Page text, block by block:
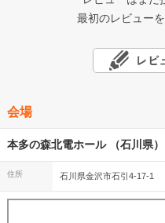
最初のレビュー
会場
本多の森北電ホール （石川県）
住所 石川県金沢市石引4-17-1